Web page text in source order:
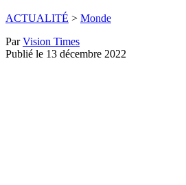
ACTUALITÉ > Monde
ParVision Times
Publié le 13 décembre 2022